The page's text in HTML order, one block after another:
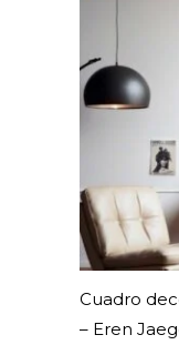
Cuadro
– Eren